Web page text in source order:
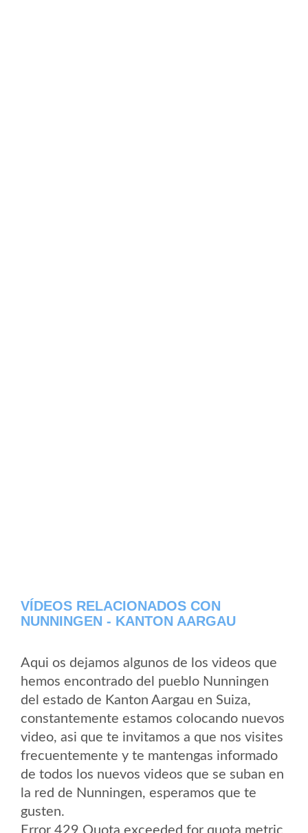
VÍDEOS RELACIONADOS CON
NUNNINGEN - KANTON AARGAU
Aqui os dejamos algunos de los videos que
hemos encontrado del pueblo Nunningen
del estado de Kanton Aargau en Suiza,
constantemente estamos colocando nuevos
video, asi que te invitamos a que nos visites
frecuentemente y te mantengas informado
de todos los nuevos videos que se suban en
la red de Nunningen, esperamos que te
gusten.
Error 429 Quota exceeded for quota metric